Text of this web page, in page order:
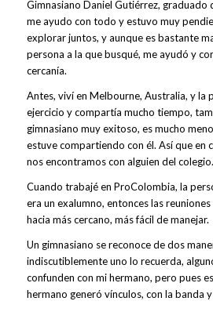
Gimnasiano Daniel Gutiérrez, graduado
me ayudo con todo y estuvo muy
explorar juntos, y aunque es bastante
persona a la que busqué, me ayudó y
cercanía.
Antes, viví en Melbourne, Australia, y la
ejercicio y compartía mucho tiempo,
gimnasiano muy exitoso, es mucho
estuve compartiendo con él. Así que en
nos encontramos con alguien del colegio.
Cuando trabajé en ProColombia, la
era un exalumno, entonces las
hacia más cercano, más fácil de manejar.
Un gimnasiano se reconoce de dos
indiscutiblemente uno lo recuerda,
confunden con mi hermano, pero pues
hermano generó vínculos, con la banda